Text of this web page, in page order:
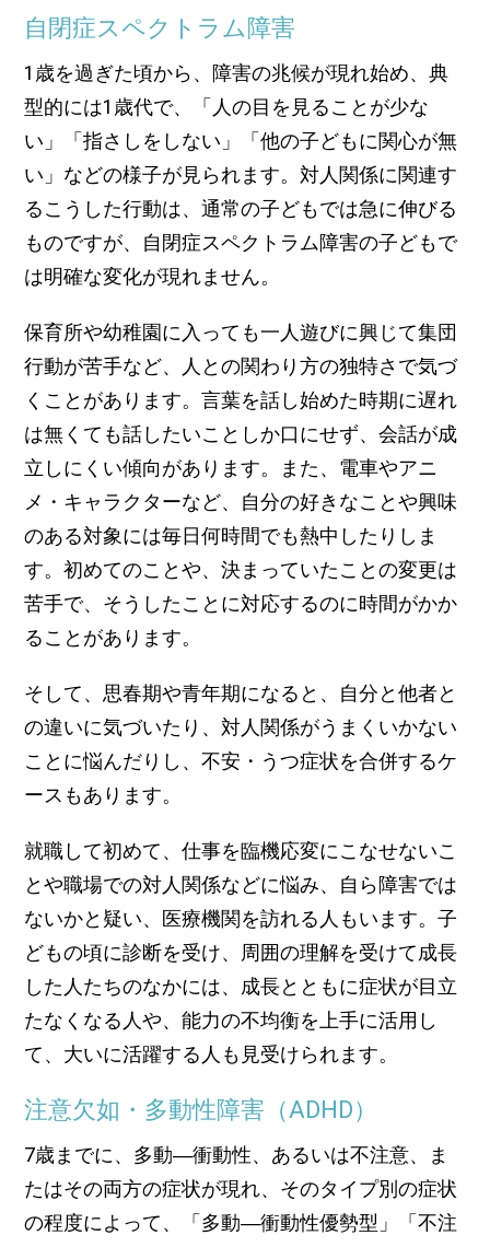
自閉症スペクトラム障害
1歳を過ぎた頃から、障害の兆候が現れ始め、典
型的には1歳代で、「人の目を見ることが少な
い」「指さしをしない」「他の子どもに関心が無
い」などの様子が見られます。対人関係に関連す
るこうした行動は、通常の子どもでは急に伸びる
ものですが、自閉症スペクトラム障害の子どもで
は明確な変化が現れません。
保育所や幼稚園に入っても一人遊びに興じて集団
行動が苦手など、人との関わり方の独特さで気づ
くことがあります。言葉を話し始めた時期に遅れ
は無くても話したいことしか口にせず、会話が成
立しにくい傾向があります。また、電車やアニ
メ・キャラクターなど、自分の好きなことや興味
のある対象には毎日何時間でも熱中したりしま
す。初めてのことや、決まっていたことの変更は
苦手で、そうしたことに対応するのに時間がかか
ることがあります。
そして、思春期や青年期になると、自分と他者と
の違いに気づいたり、対人関係がうまくいかない
ことに悩んだりし、不安・うつ症状を合併するケ
ースもあります。
就職して初めて、仕事を臨機応変にこなせないこ
とや職場での対人関係などに悩み、自ら障害では
ないかと疑い、医療機関を訪れる人もいます。子
どもの頃に診断を受け、周囲の理解を受けて成長
した人たちのなかには、成長とともに症状が目立
たなくなる人や、能力の不均衡を上手に活用し
て、大いに活躍する人も見受けられます。
注意欠如・多動性障害（ADHD）
7歳までに、多動―衝動性、あるいは不注意、ま
たはその両方の症状が現れ、そのタイプ別の症状
の程度によって、「多動―衝動性優勢型」「不注